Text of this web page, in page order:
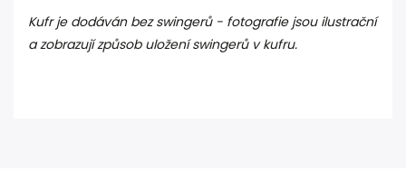
Kufr je dodáván bez swingerů - fotografie jsou ilustrační
a zobrazují způsob uložení swingerů v kufru.